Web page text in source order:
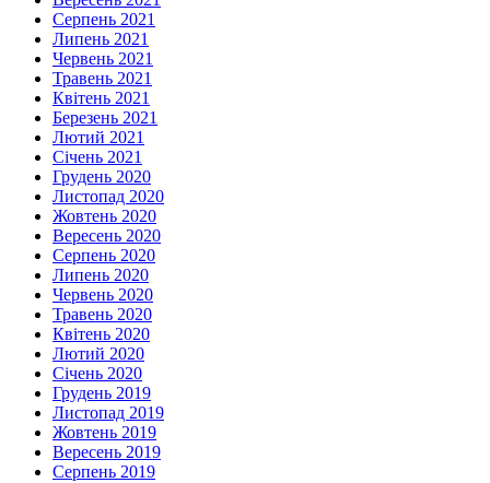
Серпень 2021
Липень 2021
Червень 2021
Травень 2021
Квітень 2021
Березень 2021
Лютий 2021
Січень 2021
Грудень 2020
Листопад 2020
Жовтень 2020
Вересень 2020
Серпень 2020
Липень 2020
Червень 2020
Травень 2020
Квітень 2020
Лютий 2020
Січень 2020
Грудень 2019
Листопад 2019
Жовтень 2019
Вересень 2019
Серпень 2019